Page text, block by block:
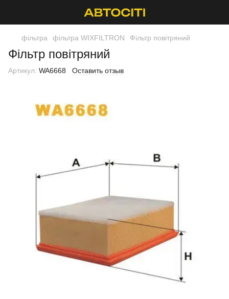
фільтра фільтра WIXFILTRON Фільтр повітряний
Фільтр повітряний
Артикул: WA6668 Оставить отзыв